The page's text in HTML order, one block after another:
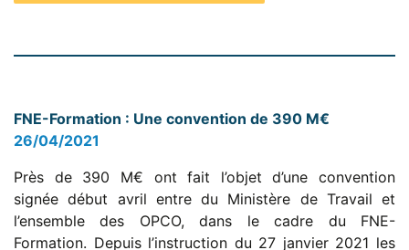
FNE-Formation : Une convention de 390 M€
26/04/2021
Près de 390 M€ ont fait l’objet d’une convention
signée début avril entre du Ministère de Travail et
l’ensemble des OPCO, dans le cadre du FNE-
Formation. Depuis l’instruction du 27 janvier 2021 les